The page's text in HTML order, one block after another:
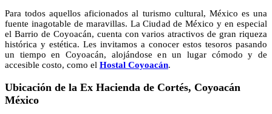
Para todos aquellos aficionados al turismo cultural, México es una
fuente inagotable de maravillas. La Ciudad de México y en especial
el Barrio de Coyoacán, cuenta con varios atractivos de gran riqueza
histórica y estética. Les invitamos a conocer estos tesoros pasando
un tiempo en Coyoacán, alojándose en un lugar cómodo y de
accesible costo, como el Hostal Coyoacán.
Ubicación de la Ex Hacienda de Cortés, Coyoacán
México